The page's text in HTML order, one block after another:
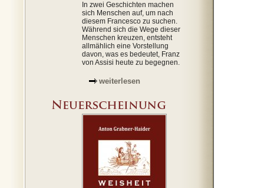
In zwei Geschichten machen
sich Menschen auf, um nach
diesem Francesco zu suchen.
Während sich die Wege dieser
Menschen kreuzen, entsteht
allmählich eine Vorstellung
davon, was es bedeutet, Franz
von Assisi heute zu begegnen.
weiterlesen